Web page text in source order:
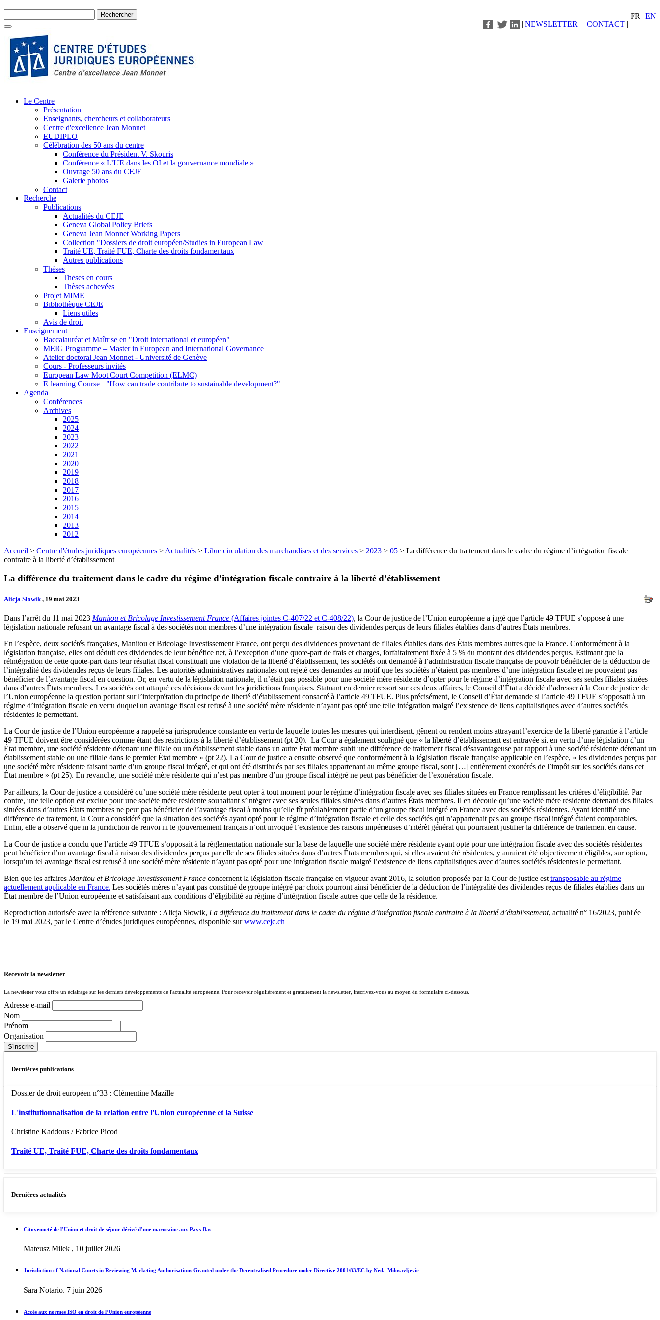
FR
EN
| NEWSLETTER | CONTACT |
Le Centre
Présentation
Enseignants, chercheurs et collaborateurs
Centre d'excellence Jean Monnet
EUDIPLO
Célébration des 50 ans du centre
Conférence du Président V. Skouris
Conférence « L’UE dans les OI et la gouvernance mondiale »
Ouvrage 50 ans du CEJE
Galerie photos
Contact
Recherche
Publications
Actualités du CEJE
Geneva Global Policy Briefs
Geneva Jean Monnet Working Papers
Collection "Dossiers de droit européen/Studies in European Law
Traité UE, Traité FUE, Charte des droits fondamentaux
Autres publications
Thèses
Thèses en cours
Thèses achevées
Projet MIME
Bibliothèque CEJE
Liens utiles
Avis de droit
Enseignement
Baccalauréat et Maîtrise en "Droit international et européen"
MEIG Programme – Master in European and International Governance
Atelier doctoral Jean Monnet - Université de Genève
Cours - Professeurs invités
European Law Moot Court Competition (ELMC)
E-learning Course - "How can trade contribute to sustainable development?"
Agenda
Conférences
Archives
2025
2024
2023
2022
2021
2020
2019
2018
2017
2016
2015
2014
2013
2012
Accueil > Centre d'études juridiques européennes > Actualités > Libre circulation des marchandises et des services > 2023 > 05 > La différence du traitement dans le cadre du régime d’intégration fiscale
contraire à la liberté d’établissement
La différence du traitement dans le cadre du régime d’intégration fiscale contraire à la liberté d’établissement
Alicja Slowik , 19 mai 2023
Dans l’arrêt du 11 mai 2023 Manitou et Bricolage Investissement France (Affaires jointes C‑407/22 et C‑408/22), la Cour de justice de l’Union européenne a jugé que l’article 49 TFUE s’oppose à une
législation nationale refusant un avantage fiscal à des sociétés non membres d’une intégration fiscale raison des dividendes perçus de leurs filiales établies dans d’autres États membres.
En l’espèce, deux sociétés françaises, Manitou et Bricolage Investissement France, ont perçu des dividendes provenant de filiales établies dans des États membres autres que la France. Conformément à la
législation française, elles ont déduit ces dividendes de leur bénéfice net, à l’exception d’une quote‑part de frais et charges, forfaitairement fixée à 5 % du montant des dividendes perçus. Estimant que la
réintégration de cette quote-part dans leur résultat fiscal constituait une violation de la liberté d’établissement, les sociétés ont demandé à l’administration fiscale française de pouvoir bénéficier de la déduction de
l’intégralité des dividendes reçus de leurs filiales. Les autorités administratives nationales ont rejeté ces demandes au motif que les sociétés n’étaient pas membres d’une intégration fiscale et ne pouvaient pas
bénéficier de l’avantage fiscal en question. Or, en vertu de la législation nationale, il n’était pas possible pour une société mère résidente d’opter pour le régime d’intégration fiscale avec ses seules filiales situées
dans d’autres États membres. Les sociétés ont attaqué ces décisions devant les juridictions françaises. Statuant en dernier ressort sur ces deux affaires, le Conseil d’État a décidé d’adresser à la Cour de justice de
l’Union européenne la question portant sur l’interprétation du principe de liberté d’établissement consacré à l’article 49 TFUE. Plus précisément, le Conseil d’État demande si l’article 49 TFUE s’opposait à un
régime d’intégration fiscale en vertu duquel un avantage fiscal est refusé à une société mère résidente n’ayant pas opté une telle intégration malgré l’existence de liens capitalistiques avec d’autres sociétés
résidentes le permettant.
La Cour de justice de l’Union européenne a rappelé sa jurisprudence constante en vertu de laquelle toutes les mesures qui interdisent, gênent ou rendent moins attrayant l’exercice de la liberté garantie à l’article
49 TFUE doivent être considérées comme étant des restrictions à la liberté d’établissement (pt 20). La Cour a également souligné que « la liberté d’établissement est entravée si, en vertu d’une législation d’un
État membre, une société résidente détenant une filiale ou un établissement stable dans un autre État membre subit une différence de traitement fiscal désavantageuse par rapport à une société résidente détenant un
établissement stable ou une filiale dans le premier État membre » (pt 22). La Cour de justice a ensuite observé que conformément à la législation fiscale française applicable en l’espèce, « les dividendes perçus par
une société mère résidente faisant partie d’un groupe fiscal intégré, et qui ont été distribués par ses filiales appartenant au même groupe fiscal, sont […] entièrement exonérés de l’impôt sur les sociétés dans cet
État membre » (pt 25). En revanche, une société mère résidente qui n’est pas membre d’un groupe fiscal intégré ne peut pas bénéficier de l’exonération fiscale.
Par ailleurs, la Cour de justice a considéré qu’une société mère résidente peut opter à tout moment pour le régime d’intégration fiscale avec ses filiales situées en France remplissant les critères d’éligibilité. Par
contre, une telle option est exclue pour une société mère résidente souhaitant s’intégrer avec ses seules filiales situées dans d’autres États membres. Il en découle qu’une société mère résidente détenant des filiales
situées dans d’autres États membres ne peut pas bénéficier de l’avantage fiscal à moins qu’elle fît préalablement partie d’un groupe fiscal intégré en France avec des sociétés résidentes. Ayant identifié une
différence de traitement, la Cour a considéré que la situation des sociétés ayant opté pour le régime d’intégration fiscale et celle des sociétés qui n’appartenait pas au groupe fiscal intégré étaient comparables.
Enfin, elle a observé que ni la juridiction de renvoi ni le gouvernement français n’ont invoqué l’existence des raisons impérieuses d’intérêt général qui pourraient justifier la différence de traitement en cause.
La Cour de justice a conclu que l’article 49 TFUE s’opposait à la réglementation nationale sur la base de laquelle une société mère résidente ayant opté pour une intégration fiscale avec des sociétés résidentes
peut bénéficier d’un avantage fiscal à raison des dividendes perçus par elle de ses filiales situées dans d’autres États membres qui, si elles avaient été résidentes, y auraient été objectivement éligibles, sur option,
lorsqu’un tel avantage fiscal est refusé à une société mère résidente n’ayant pas opté pour une intégration fiscale malgré l’existence de liens capitalistiques avec d’autres sociétés résidentes le permettant.
Bien que les affaires Manitou et Bricolage Investissement France concernent la législation fiscale française en vigueur avant 2016, la solution proposée par la Cour de justice est transposable au régime
actuellement applicable en France. Les sociétés mères n’ayant pas constitué de groupe intégré par choix pourront ainsi bénéficier de la déduction de l’intégralité des dividendes reçus de filiales établies dans un
État membre de l’Union européenne et satisfaisant aux conditions d’éligibilité au régime d’intégration fiscale autres que celle de la résidence.
Reproduction autorisée avec la référence suivante : Alicja Słowik, La différence du traitement dans le cadre du régime d’intégration fiscale contraire à la liberté d’établissement, actualité n° 16/2023, publiée
le 19 mai 2023, par le Centre d’études juridiques européennes, disponible surwww.ceje.ch
Recevoir la newsletter
La newsletter vous offre un éclairage sur les derniers développements de l'actualité européenne. Pour recevoir régulièrement et gratuitement la newsletter, inscrivez-vous au moyen du formulaire ci-dessous.
Adresse e-mail
Nom
Prénom
Organisation
Dernières publications
Dossier de droit européen n°33 : Clémentine Mazille
L'institutionnalisation de la relation entre l'Union européenne et la Suisse
Christine Kaddous / Fabrice Picod
Traité UE, Traité FUE, Charte des droits fondamentaux
Dernières actualités
Citoyenneté de l’Union et droit de séjour dérivé d’une marocaine aux Pays-Bas
Mateusz Milek , 10 juillet 2026
Jurisdiction of National Courts in Reviewing Marketing Authorisations Granted under the Decentralised Procedure under Directive 2001/83/EC by Neda Milosavljevic
Sara Notario, 7 juin 2026
Accès aux normes ISO en droit de l’Union européenne